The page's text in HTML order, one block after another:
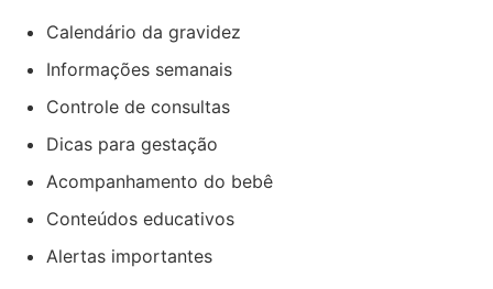
Calendário da gravidez
Informações semanais
Controle de consultas
Dicas para gestação
Acompanhamento do bebê
Conteúdos educativos
Alertas importantes